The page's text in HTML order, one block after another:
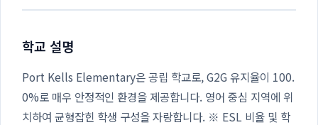
학교 설명
Port Kells Elementary은 공립 학교로, G2G 유지율이 100.
0%로 매우 안정적인 환경을 제공합니다. 영어 중심 지역에 위
치하여 균형잡힌 학생 구성을 자랑합니다. ※ ESL 비율 및 학